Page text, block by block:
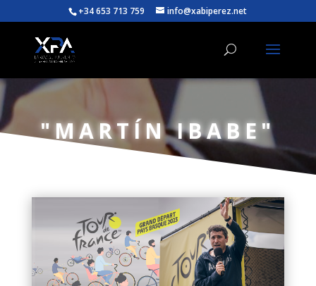
+34 653 713 759 info@xabiperez.net
"MARTÍN IBABE"